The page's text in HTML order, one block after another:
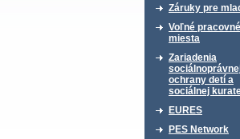
Záruky pre
Voľné pracovné
miesta
Zariadenia
ochrany detí a
sociálnej
EURES
PES Network